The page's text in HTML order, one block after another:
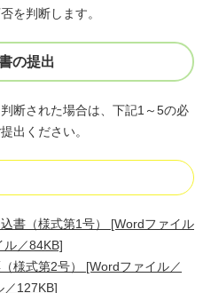
を判断します。
の提出
断された場合は、下記1～5の必
出ください。
書（様式第1号） [Wordファイル
ル／84KB]
様式第2号） [Wordファイル／
／127KB]